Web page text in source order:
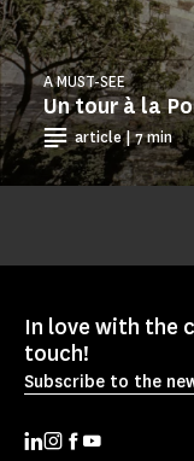
Un tour à la
A MUST-SEE
article | 7 min
In love with the
touch!
Subscribe to the